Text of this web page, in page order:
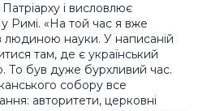
і висловлює
Римі. «На той час я вже
людиною науки. У написаній
там, де є український
То був дуже бурхливий час.
собору все
авторитети, церковні